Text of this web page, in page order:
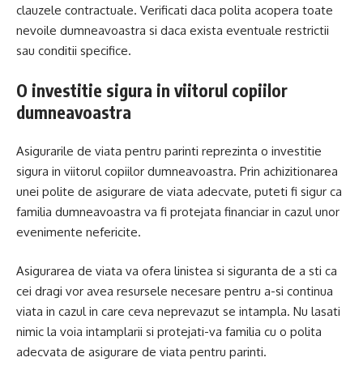
clauzele contractuale. Verificati daca polita acopera toate
nevoile dumneavoastra si daca exista eventuale restrictii
sau conditii specifice.
O investitie sigura in viitorul copiilor
dumneavoastra
Asigurarile de viata pentru parinti reprezinta o investitie
sigura in viitorul copiilor dumneavoastra. Prin achizitionarea
unei polite de asigurare de viata adecvate, puteti fi sigur ca
familia dumneavoastra va fi protejata financiar in cazul unor
evenimente nefericite.
Asigurarea de viata va ofera linistea si siguranta de a sti ca
cei dragi vor avea resursele necesare pentru a-si continua
viata in cazul in care ceva neprevazut se intampla. Nu lasati
nimic la voia intamplarii si protejati-va familia cu o polita
adecvata de asigurare de viata pentru parinti.